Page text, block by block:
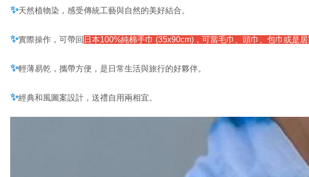
✨天然植物染，感受傳統工藝與自然的美好結合。
✨實際操作，可帶回 日本100%純棉手巾 (35x90cm)，可當毛巾、頭巾、包巾或是居
✨輕薄易乾，攜帶方便，是日常生活與旅行的好夥伴。
✨經典和風圖案設計，送禮自用兩相宜。